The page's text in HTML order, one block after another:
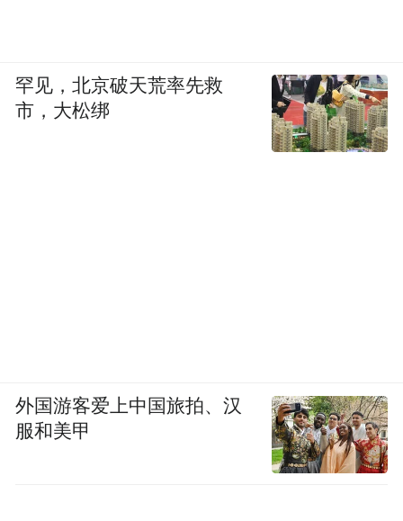
罕见，北京破天荒率先救
市，大松绑
外国游客爱上中国旅拍、汉
服和美甲